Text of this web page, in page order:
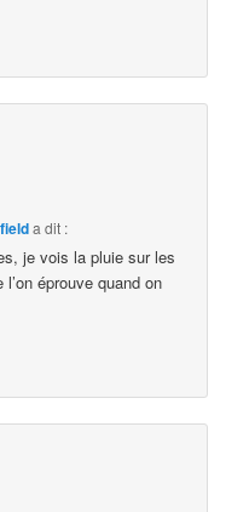
a dit :
je vois la pluie sur les
éprouve quand on